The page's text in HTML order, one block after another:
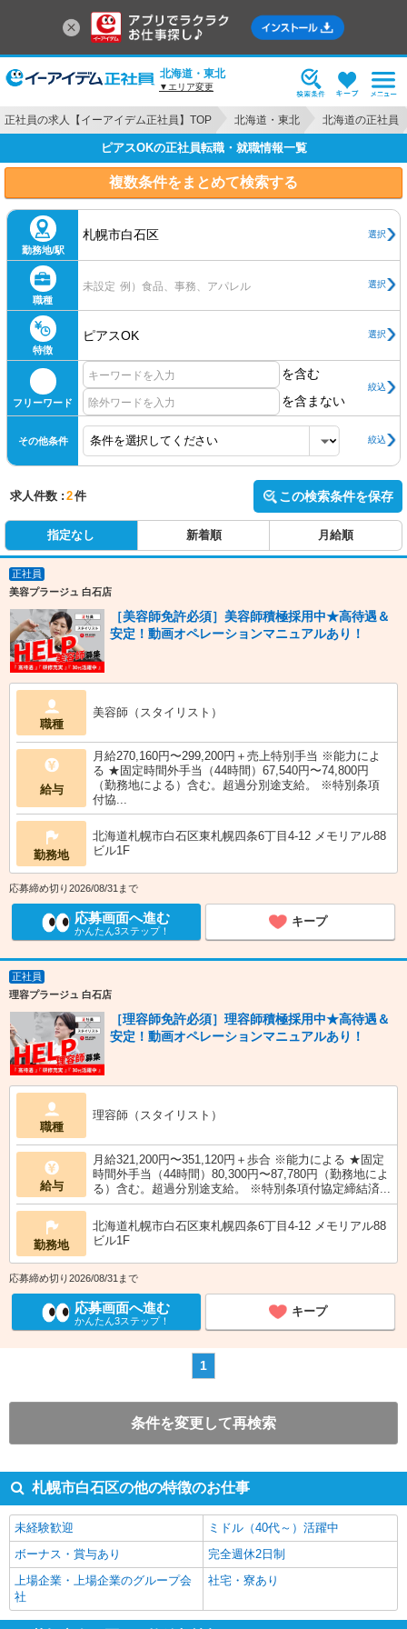
北海道・東北
▼エリア変更
正社員の求人【イーアイデム正社員】TOP 北海道・東北 北海道の正社員
ピアスOKの正社員転職・就職情報一覧
複数条件をまとめて検索する
勤務地/駅
札幌市白石区 選択
職種
未設定 例）食品、事務、アパレル 選択
特徴
ピアスOK 選択
フリーワード
を含む
を含まない
絞込
その他条件 絞込
求人件数 : 2件 この検索条件を保存
指定なし 新着順 月給順
正社員
美容プラージュ 白石店
［美容師免許必須］美容師積極採用中★高待遇＆
安定！動画オペレーションマニュアルあり！
職種
美容師（スタイリスト）
給与
月給270,160円〜299,200円＋売上特別手当 ※能力によ
る ★固定時間外手当（44時間）67,540円〜74,800円
（勤務地による）含む。超過分別途支給。 ※特別条項
付協...
勤務地
北海道札幌市白石区東札幌四条6丁目4-12 メモリアル88
ビル1F
応募締め切り2026/08/31まで
応募画面へ進む
かんたん3ステップ！
キープ
正社員
理容プラージュ 白石店
［理容師免許必須］理容師積極採用中★高待遇＆
安定！動画オペレーションマニュアルあり！
職種
理容師（スタイリスト）
給与
月給321,200円〜351,120円＋歩合 ※能力による ★固定
時間外手当（44時間）80,300円〜87,780円（勤務地によ
る）含む。超過分別途支給。 ※特別条項付協定締結済...
勤務地
北海道札幌市白石区東札幌四条6丁目4-12 メモリアル88
ビル1F
応募締め切り2026/08/31まで
応募画面へ進む
かんたん3ステップ！
キープ
1
条件を変更して再検索
札幌市白石区の他の特徴のお仕事
未経験歓迎
ミドル（40代～）活躍中
ボーナス・賞与あり
完全週休2日制
上場企業・上場企業のグループ会
社
社宅・寮あり